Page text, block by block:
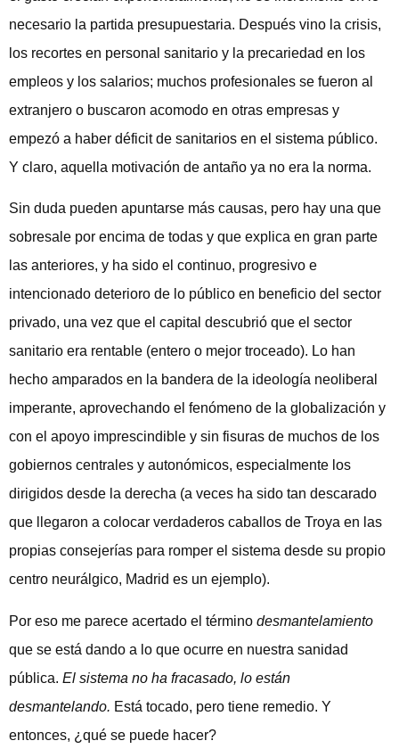
necesario la partida presupuestaria. Después vino la crisis,
los recortes en personal sanitario y la precariedad en los
empleos y los salarios; muchos profesionales se fueron al
extranjero o buscaron acomodo en otras empresas y
empezó a haber déficit de sanitarios en el sistema público.
Y claro, aquella motivación de antaño ya no era la norma.
Sin duda pueden apuntarse más causas, pero hay una que
sobresale por encima de todas y que explica en gran parte
las anteriores, y ha sido el continuo, progresivo e
intencionado deterioro de lo público en beneficio del sector
privado, una vez que el capital descubrió que el sector
sanitario era rentable (entero o mejor troceado). Lo han
hecho amparados en la bandera de la ideología neoliberal
imperante, aprovechando el fenómeno de la globalización y
con el apoyo imprescindible y sin fisuras de muchos de los
gobiernos centrales y autonómicos, especialmente los
dirigidos desde la derecha (a veces ha sido tan descarado
que llegaron a colocar verdaderos caballos de Troya en las
propias consejerías para romper el sistema desde su propio
centro neurálgico, Madrid es un ejemplo).
Por eso me parece acertado el término desmantelamiento
que se está dando a lo que ocurre en nuestra sanidad
pública. El sistema no ha fracasado, lo están
desmantelando. Está tocado, pero tiene remedio. Y
entonces, ¿qué se puede hacer?